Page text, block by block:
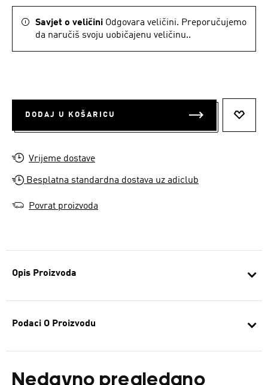
Opis Proizvoda
Podaci O Proizvodu
Nedavno pregledano
Savjet o veličini Odgovara veličini. Preporučujemo
da naručiš svoju uobičajenu veličinu..
DODAJ U KOŠARICU
Vrijeme dostave
Besplatna standardna dostava uz adiclub
Povrat proizvoda